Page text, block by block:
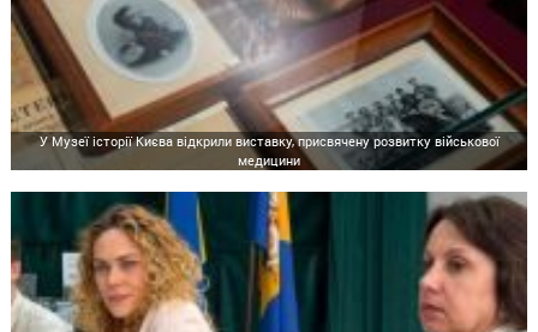
У Музеї історії Києва відкрили виставку, присвячену розвитку військової
медицини